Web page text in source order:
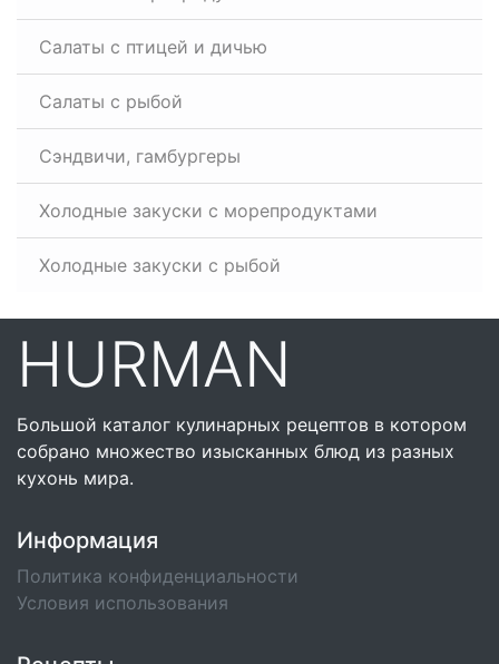
Салаты с птицей и дичью
Салаты с рыбой
Сэндвичи, гамбургеры
Холодные закуски с морепродуктами
Холодные закуски с рыбой
HURMAN
Большой каталог кулинарных рецептов в котором
собрано множество изысканных блюд из разных
кухонь мира.
Информация
Политика конфиденциальности
Условия использования